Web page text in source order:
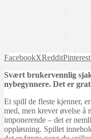
FacebookXRedditPinterest
Svært brukervennlig
nybegynnere. Det er
Et spill de fleste kjenner,
med, men krever øvelse å
imponerende – det er
oppløsning. Spillet